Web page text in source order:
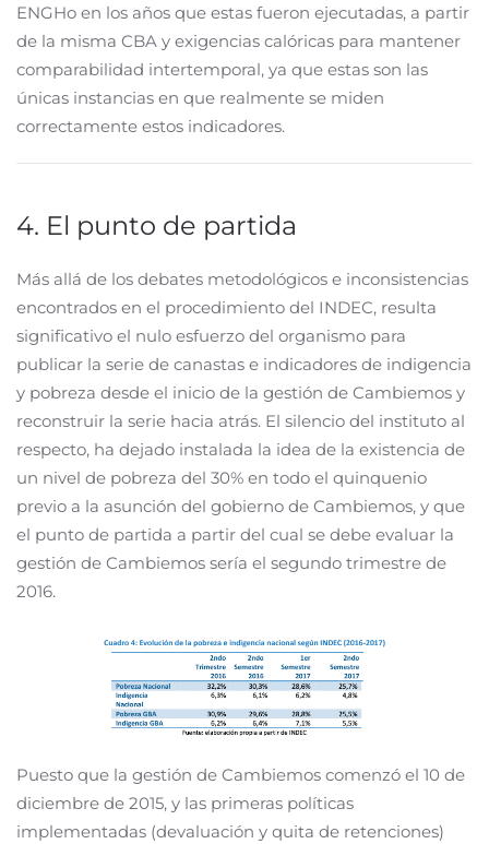
ENGHo en los años que estas fueron ejecutadas, a partir
de la misma CBA y exigencias calóricas para mantener
comparabilidad intertemporal, ya que estas son las
únicas instancias en que realmente se miden
correctamente estos indicadores.
4. El punto de partida
Más allá de los debates metodológicos e inconsistencias
encontrados en el procedimiento del INDEC, resulta
significativo el nulo esfuerzo del organismo para
publicar la serie de canastas e indicadores de indigencia
y pobreza desde el inicio de la gestión de Cambiemos y
reconstruir la serie hacia atrás. El silencio del instituto al
respecto, ha dejado instalada la idea de la existencia de
un nivel de pobreza del 30% en todo el quinquenio
previo a la asunción del gobierno de Cambiemos, y que
el punto de partida a partir del cual se debe evaluar la
gestión de Cambiemos sería el segundo trimestre de
2016.
Puesto que la gestión de Cambiemos comenzó el 10 de
diciembre de 2015, y las primeras políticas
implementadas (devaluación y quita de retenciones)